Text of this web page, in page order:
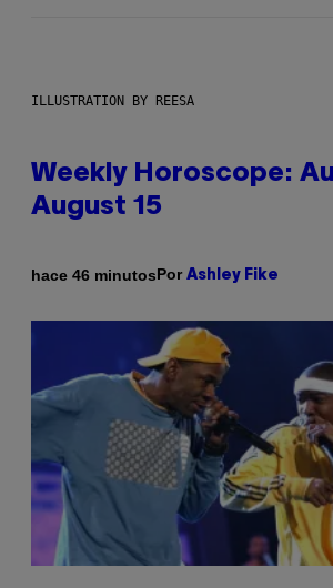
ILLUSTRATION BY REESA
Weekly Horoscope:
August 15
hace 46 minutosPor Ashley Fike